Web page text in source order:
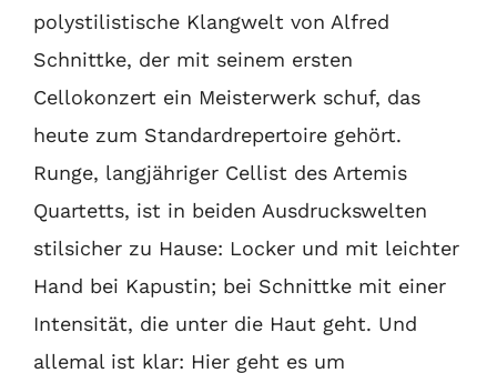
polystilistische Klangwelt von Alfred
Schnittke, der mit seinem ersten
Cellokonzert ein Meisterwerk schuf, das
heute zum Standardrepertoire gehört.
Runge, langjähriger Cellist des Artemis
Quartetts, ist in beiden Ausdruckswelten
stilsicher zu Hause: Locker und mit leichter
Hand bei Kapustin; bei Schnittke mit einer
Intensität, die unter die Haut geht. Und
allemal ist klar: Hier geht es um